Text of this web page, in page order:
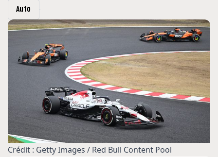
Auto
Crédit : Getty Images / Red Bull Content Pool